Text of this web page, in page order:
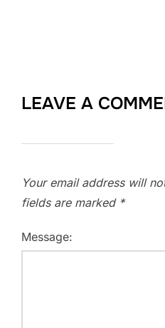
LEAVE A
Your email address will
fields are marked *
Message: